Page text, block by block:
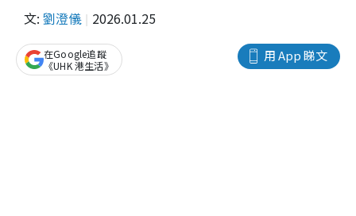
文: 劉澄儀 2026.01.25
用 App 睇文
在Google追蹤
《UHK 港生活》